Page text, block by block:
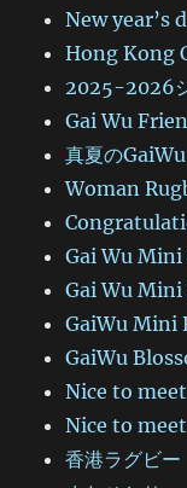
New year’s
Hong Kong
2025-2026
Gai Wu
真夏のGaiWu
Woman
Gai Wu Mini
Gai Wu Mini
GaiWu Mini
GaiWu
Nice to
Nice to
香港ラグビー